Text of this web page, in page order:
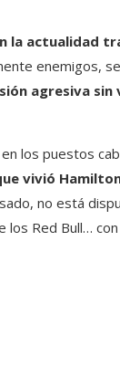
la actualidad
enemigos,
agresiva
los puestos
vivió
no está
los Red Bull…